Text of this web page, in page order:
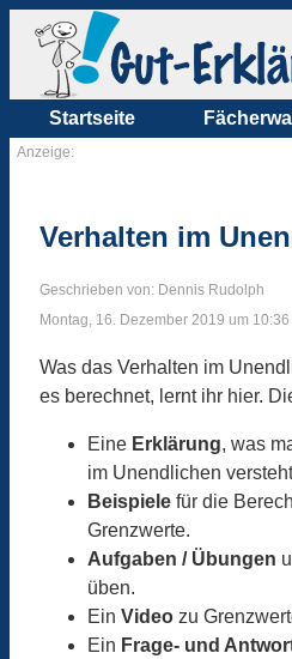
Startseite
Anzeige:
Verhalten im
Geschrieben von: Dennis Rudolph
Montag, 16. Dezember 2019 um
Was das Verhalten im
es berechnet, lernt ihr hier.
Eine Erklärung, was
im Unendlichen
Beispiele für die
Grenzwerte.
Aufgaben / Übungen
üben.
Ein Video zu
Ein Frage- und